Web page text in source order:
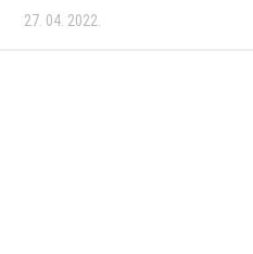
27. 04. 2022.